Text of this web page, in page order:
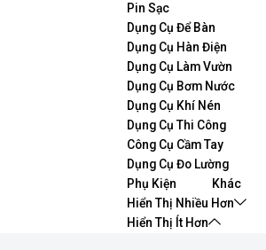
Pin Sạc
Dụng Cụ Để Bàn
Dụng Cụ Hàn Điện
Dụng Cụ Làm Vườn
Dụng Cụ Bơm Nước
Dụng Cụ Khí Nén
Dụng Cụ Thi Công
Công Cụ Cầm Tay
Dụng Cụ Đo Lường
Phụ Kiện
Khác
Hiển Thị Nhiều Hơn
Hiển Thị Ít Hơn